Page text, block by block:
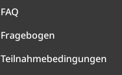
FAQ
Fragebogen
Teilnahmebedingungen